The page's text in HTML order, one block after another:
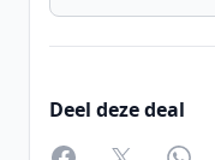
Deel deze deal